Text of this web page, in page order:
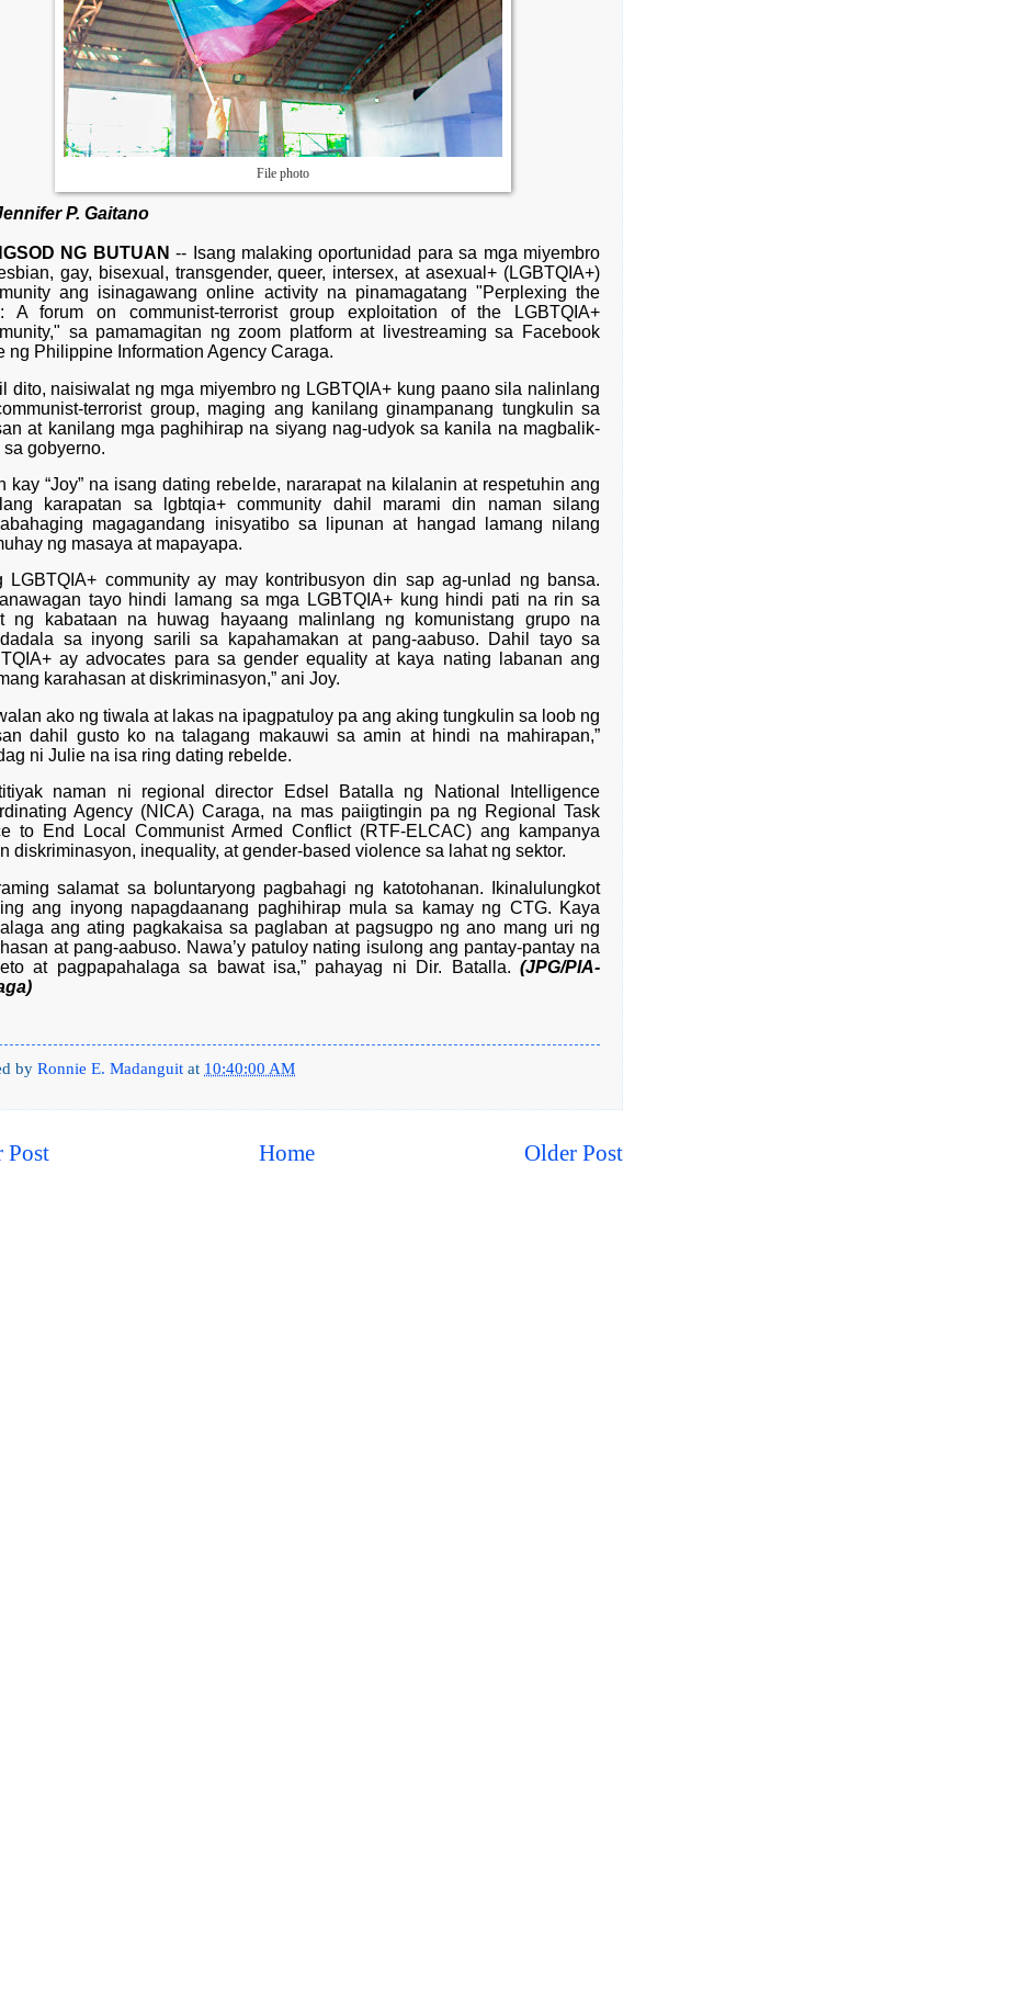
File photo
P. Gaitano
NG BUTUAN -- Isang malaking oportunidad para sa mga miyembro
gay, bisexual, transgender, queer, intersex, at asexual+ (LGBTQIA+)
ang isinagawang online activity na pinamagatang "Perplexing the
A forum on communist-terrorist group exploitation of the LGBTQIA+
sa pamamagitan ng zoom platform at livestreaming sa Facebook
ng Philippine Information Agency Caraga.
dito, naisiwalat ng mga miyembro ng LGBTQIA+ kung paano sila nalinlang
terrorist group, maging ang kanilang ginampanang tungkulin sa
at kanilang mga paghihirap na siyang nag-udyok sa kanila na magbalik-
sa gobyerno.
kay “Joy” na isang dating rebelde, nararapat na kilalanin at respetuhin ang
karapatan sa lgbtqia+ community dahil marami din naman silang
magagandang inisyatibo sa lipunan at hangad lamang nilang
ng masaya at mapayapa.
LGBTQIA+ community ay may kontribusyon din sap ag-unlad ng bansa.
tayo hindi lamang sa mga LGBTQIA+ kung hindi pati na rin sa
ng kabataan na huwag hayaang malinlang ng komunistang grupo na
sa inyong sarili sa kapahamakan at pang-aabuso. Dahil tayo sa
ay advocates para sa gender equality at kaya nating labanan ang
karahasan at diskriminasyon,” ani Joy.
ako ng tiwala at lakas na ipagpatuloy pa ang aking tungkulin sa loob ng
dahil gusto ko na talagang makauwi sa amin at hindi na mahirapan,”
ni Julie na isa ring dating rebelde.
naman ni regional director Edsel Batalla ng National Intelligence
Agency (NICA) Caraga, na mas paiigtingin pa ng Regional Task
to End Local Communist Armed Conflict (RTF-ELCAC) ang kampanya
diskriminasyon, inequality, at gender-based violence sa lahat ng sektor.
salamat sa boluntaryong pagbahagi ng katotohanan. Ikinalulungkot
ang inyong napagdaanang paghihirap mula sa kamay ng CTG. Kaya
ang ating pagkakaisa sa paglaban at pagsugpo ng ano mang uri ng
at pang-aabuso. Nawa’y patuloy nating isulong ang pantay-pantay na
at pagpapahalaga sa bawat isa,” pahayag ni Dir. Batalla. (JPG/PIA-
by Ronnie E. Madanguit at 10:40:00 AM
Post Older Post
Home